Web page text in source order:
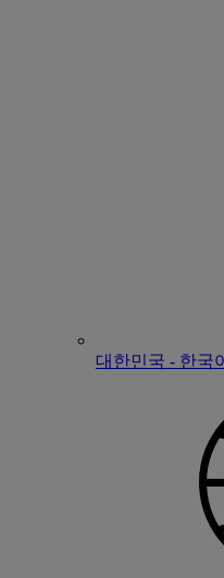
대한민국 - 한국